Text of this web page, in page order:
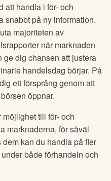
att handla i för- och
snabbt på ny information.
majoriteten av
när marknaden
ge dig chansen att justera
handelsdag börjar. På
ett försprång genom att
öppnar.
till för- och
marknaderna, för såväl
kan du handla på fler
både förhandeln och